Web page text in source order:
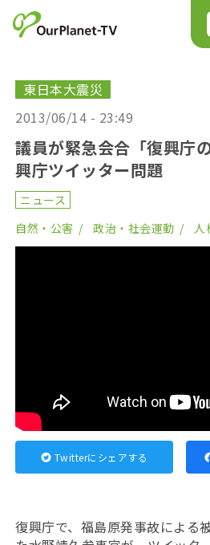
東日本大震災
2013/06/14 - 23:49
議員が緊急会合「復興庁
興庁ツイッター問題
ニュース
自然・公害
政治・社会運動 人
Twitterにシェアする
復興庁で、福島原発事故による